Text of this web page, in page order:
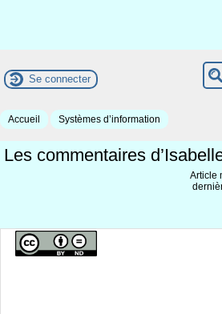
Se connecter
Accueil Systèmes d’information
Les commentaires
Article